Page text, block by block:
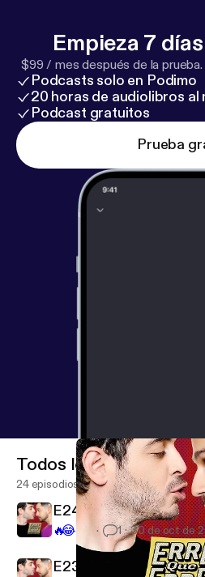
Empieza 7
$99 / mes después de la prueba.
Podcasts solo en Podimo
20 horas de audiolibros al
Podcast gratuitos
Prueba
Todos los episodios
24 episodios
E24 Anécdotas de
🔥😂 1 30 de oct de
E23 E23 Anécdotas